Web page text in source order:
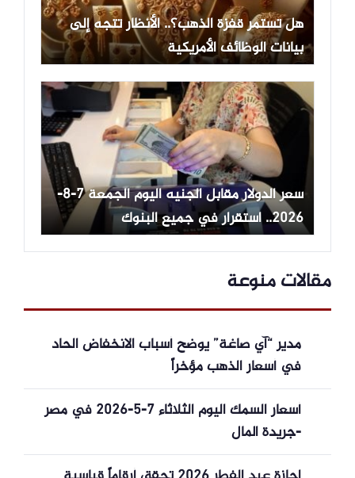
هل تستمر قفزة الذهب؟.. الأنظار تتجه إلى
بيانات الوظائف الأمريكية
سعر الدولار مقابل الجنيه اليوم الجمعة 7-8-
2026.. استقرار في جميع البنوك
مقالات منوعة
مدير “آي صاغة” يوضح أسباب الانخفاض الحاد
في أسعار الذهب مؤخراً
أسعار السمك اليوم الثلاثاء 7-5-2026 في مصر
-جريدة المال